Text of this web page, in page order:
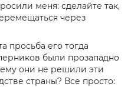
меня: сделайте так,
через
просьба его тогда
были прозападно
они не решили эти
страны? Все просто: